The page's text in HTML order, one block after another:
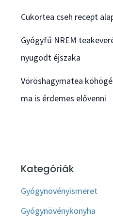
Cukortea cseh recept
Gyógyfű NREM
nyugodt éjszaka
Vöröshagymatea
ma is érdemes elővenni
Kategóriák
Gyógynövényismeret
Gyógynövénykonyha